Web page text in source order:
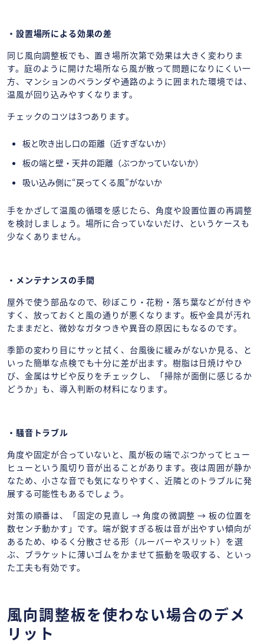
・設置場所による効果の差
同じ風向調整板でも、置き場所次第で効果は大きく変わりま
す。庭のように開けた場所なら風が散って問題になりにくい一
方、マンションのベランダや通路のように囲まれた環境では、
温風が回り込みやすくなります。
チェックのコツは3つあります。
板と吹き出し口の距離（近すぎないか）
板の端と壁・天井の距離（ぶつかっていないか）
吸い込み側に“戻ってくる風”がないか
手をかざして温風の循環を感じたら、角度や設置位置の再調整
を検討しましょう。場所に合っていないだけ、というケースも
少なくありません。
・メンテナンスの手間
屋外で使う部品なので、砂ぼこり・花粉・落ち葉などが付きや
すく、放っておくと風の通りが悪くなります。板や金具が汚れ
たままだと、微妙なガタつきや異音の原因にもなるのです。
季節の変わり目にサッと拭く、台風後に緩みがないか見る、と
いった簡単な点検でも十分に差が出ます。樹脂は日焼けやひ
び、金属はサビや反りをチェックし、「掃除が面倒に感じるか
どうか」も、導入判断の材料になります。
・騒音トラブル
角度や固定が合っていないと、風が板の端でぶつかってヒュー
ヒューという風切り音が出ることがあります。夜は周囲が静か
なため、小さな音でも気になりやすく、近隣とのトラブルに発
展する可能性もあるでしょう。
対策の順番は、「固定の見直し → 角度の微調整 → 板の位置を
数センチ動かす」です。端が鋭すぎる板は音が出やすい傾向が
あるため、ゆるく分散させる形（ルーバーやスリット）を選
ぶ、ブラケットに薄いゴムをかませて振動を吸収する、といっ
た工夫も有効です。
風向調整板を使わない場合のデメ
リット